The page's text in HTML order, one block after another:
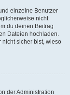
einzelne Benutzer
nicht
du deinen Beitrag
Dateien hochladen.
nicht sicher bist, wieso
der Administration